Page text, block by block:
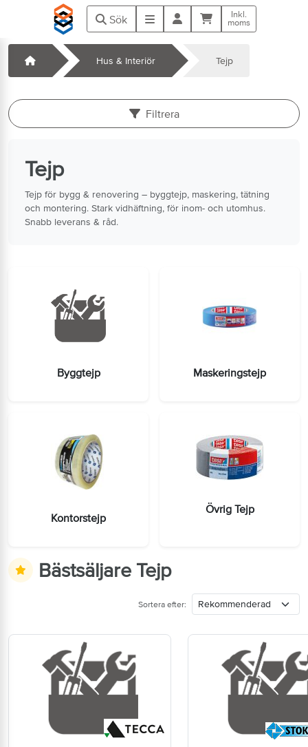
Hoppa till huvudinnehåll
Sök Meny Kundvagn
Inkl.
moms
Startsida Hus & Interiör Tejp
Filtrera
Tejp
Tejp för bygg & renovering – byggtejp, maskering, tätning
och montering. Stark vidhäftning, för inom- och utomhus.
Snabb leverans & råd.
Byggtejp Maskeringstejp
Kontorstejp
Övrig Tejp
Bästsäljare Tejp
Sortera efter: